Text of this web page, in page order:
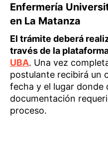
Enfermería
en La Matanza
El trámite deberá
través de la
UBA. Una vez
postulante recibirá un
fecha y el lugar donde
documentación
proceso.